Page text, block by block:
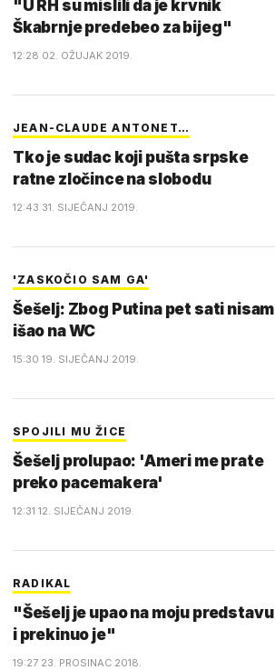
"U RH su mislili da je krvnik
Škabrnje predebeo za bijeg"
12:28 02. OŽUJAK 2019.
JEAN-CLAUDE ANTONET…
Tko je sudac koji pušta srpske
ratne zločince na slobodu
12:43 31. SIJEČANJ 2019.
'ZASKOČIO SAM GA'
Šešelj: Zbog Putina pet sati nisam
išao na WC
15:30 19. SIJEČANJ 2019.
SPOJILI MU ŽICE
Šešelj prolupao: 'Ameri me prate
preko pacemakera'
12:31 12. SIJEČANJ 2019.
RADIKAL
"Šešelj je upao na moju predstavu
i prekinuo je"
19:27 23. PROSINAC 2018.